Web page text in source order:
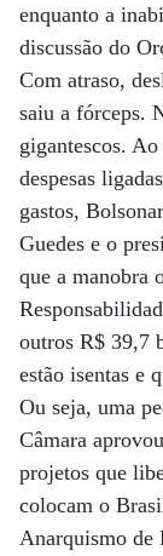
enquanto a
discussão do
Com atraso,
saiu a fórceps.
gigantescos.
despesas
gastos,
Guedes e o
que a manobra
outros R$ 39,7
estão isentas e
Ou seja, uma
Câmara
projetos que
colocam o
Anarquismo de